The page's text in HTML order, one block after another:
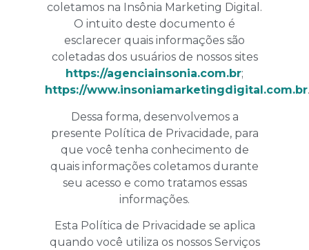
coletamos na Insônia Marketing Digital.
O intuito deste documento é
esclarecer quais informações são
coletadas dos usuários de nossos sites
https://agenciainsonia.com.br;
https://www.insoniamarketingdigital.com.br.
Dessa forma, desenvolvemos a
presente Política de Privacidade, para
que você tenha conhecimento de
quais informações coletamos durante
seu acesso e como tratamos essas
informações.
Esta Política de Privacidade se aplica
quando você utiliza os nossos Serviços